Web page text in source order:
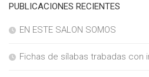
PUBLICACIONES RECIENTES
EN ESTE SALON SOMOS
Fichas de sílabas trabadas con